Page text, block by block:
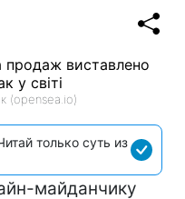
(opensea.io)
только суть из
майданчику